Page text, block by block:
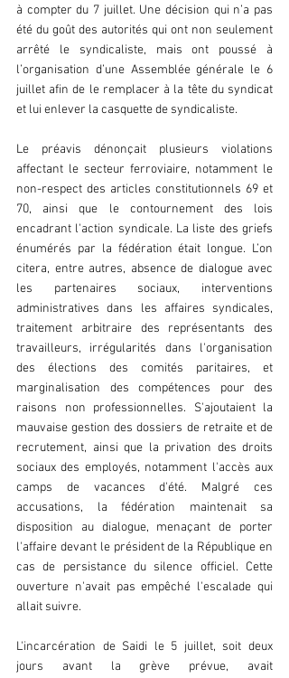
à compter du 7 juillet. Une décision qui n’a pas
été du goût des autorités qui ont non seulement
arrêté le syndicaliste, mais ont poussé à
l’organisation d’une Assemblée générale le 6
juillet afin de le remplacer à la tête du syndicat
et lui enlever la casquette de syndicaliste.
Le préavis dénonçait plusieurs violations
affectant le secteur ferroviaire, notamment le
non-respect des articles constitutionnels 69 et
70, ainsi que le contournement des lois
encadrant l'action syndicale. La liste des griefs
énumérés par la fédération était longue. L’on
citera, entre autres, absence de dialogue avec
les partenaires sociaux, interventions
administratives dans les affaires syndicales,
traitement arbitraire des représentants des
travailleurs, irrégularités dans l'organisation
des élections des comités paritaires, et
marginalisation des compétences pour des
raisons non professionnelles. S'ajoutaient la
mauvaise gestion des dossiers de retraite et de
recrutement, ainsi que la privation des droits
sociaux des employés, notamment l'accès aux
camps de vacances d'été. Malgré ces
accusations, la fédération maintenait sa
disposition au dialogue, menaçant de porter
l'affaire devant le président de la République en
cas de persistance du silence officiel. Cette
ouverture n'avait pas empêché l'escalade qui
allait suivre.
L'incarcération de Saidi le 5 juillet, soit deux
jours avant la grève prévue, avait